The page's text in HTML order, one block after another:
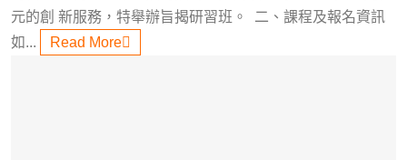
元的創 新服務，特舉辦旨揭研習班。 二、課程及報名資訊
如...
Read More